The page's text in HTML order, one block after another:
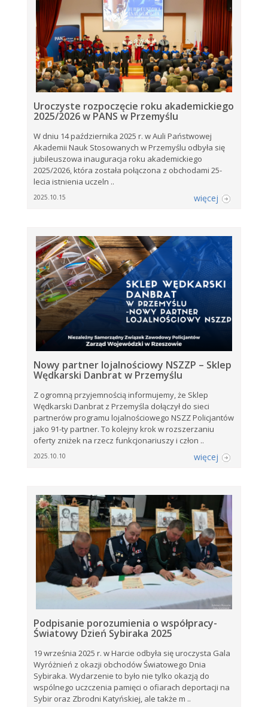
Uroczyste rozpoczęcie roku akademickiego
2025/2026 w PANS w Przemyślu
W dniu 14 października 2025 r. w Auli Państwowej
Akademii Nauk Stosowanych w Przemyślu odbyła się
jubileuszowa inauguracja roku akademickiego
2025/2026, która została połączona z obchodami 25-
lecia istnienia uczeln ..
2025.10.15 więcej
Nowy partner lojalnościowy NSZZP – Sklep
Wędkarski Danbrat w Przemyślu
Z ogromną przyjemnością informujemy, że Sklep
Wędkarski Danbrat z Przemyśla dołączył do sieci
partnerów programu lojalnościowego NSZZ Policjantów
jako 91-ty partner. To kolejny krok w rozszerzaniu
oferty zniżek na rzecz funkcjonariuszy i człon ..
2025.10.10 więcej
Podpisanie porozumienia o współpracy-
Światowy Dzień Sybiraka 2025
19 września 2025 r. w Harcie odbyła się uroczysta Gala
Wyróżnień z okazji obchodów Światowego Dnia
Sybiraka. Wydarzenie to było nie tylko okazją do
wspólnego uczczenia pamięci o ofiarach deportacji na
Sybir oraz Zbrodni Katyńskiej, ale także m ..